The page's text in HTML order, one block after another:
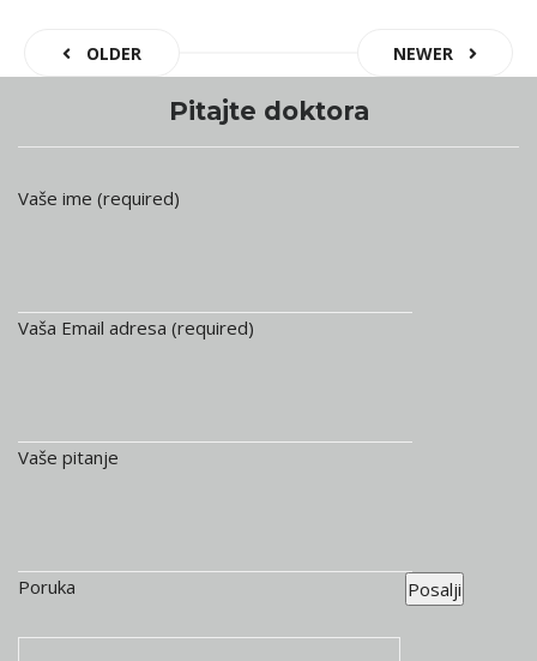
OLDER NEWER
Pitajte doktora
Vaše ime (required)
Vaša Email adresa (required)
Vaše pitanje
Poruka